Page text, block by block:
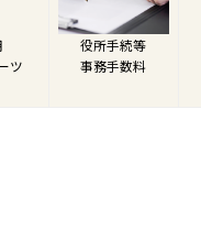
ツ
役所手続等
事務手数料